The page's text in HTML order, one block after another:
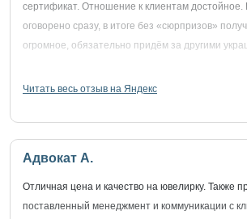
сертификат. Отношение к клиентам
оговорено сразу, в итоге без «сюрпризов»
огромное, обязательно придём за другими
Читать весь отзыв на Яндекс
Адвокат А.
Отличная цена и качество на ювелирку. Также
поставленный менеджмент и коммуникации с